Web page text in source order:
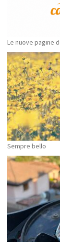
Le nuove pagine
Sempre bello